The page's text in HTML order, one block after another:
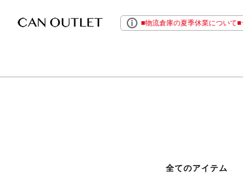
■物流倉庫の夏季休業について
全てのアイテム